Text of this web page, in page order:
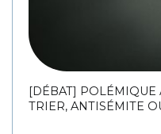
[DÉBAT] POLÉMIQUE
TRIER, ANTISÉMITE